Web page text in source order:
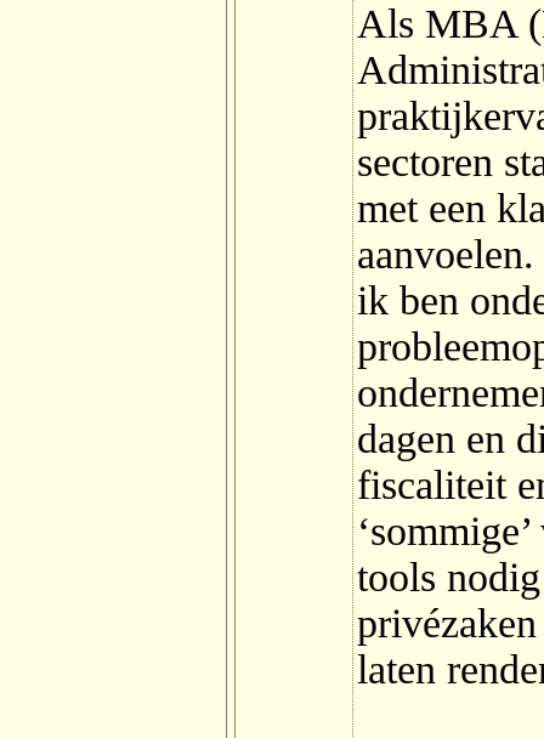
Als MBA
sectoren
met een
ik ben
dagen en
fiscaliteit
tools
laten